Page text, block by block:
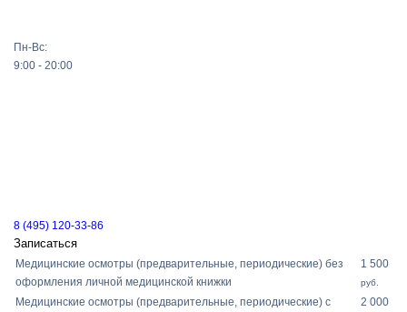
Пн-Вс:
9:00 - 20:00
8 (495) 120-33-86
Записаться
Медицинские осмотры (предварительные, периодические) без
оформления личной медицинской книжки
1 500
руб.
Медицинские осмотры (предварительные, периодические) с 2 000